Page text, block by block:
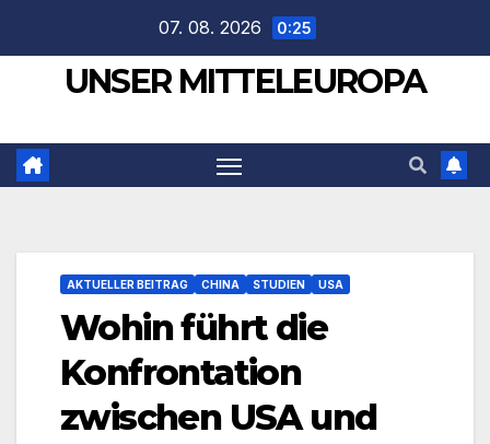
springen
07. 08. 2026 0:25
UNSER MITTELEUROPA
AKTUELLER BEITRAG CHINA STUDIEN USA
Wohin führt die
Konfrontation
zwischen USA und